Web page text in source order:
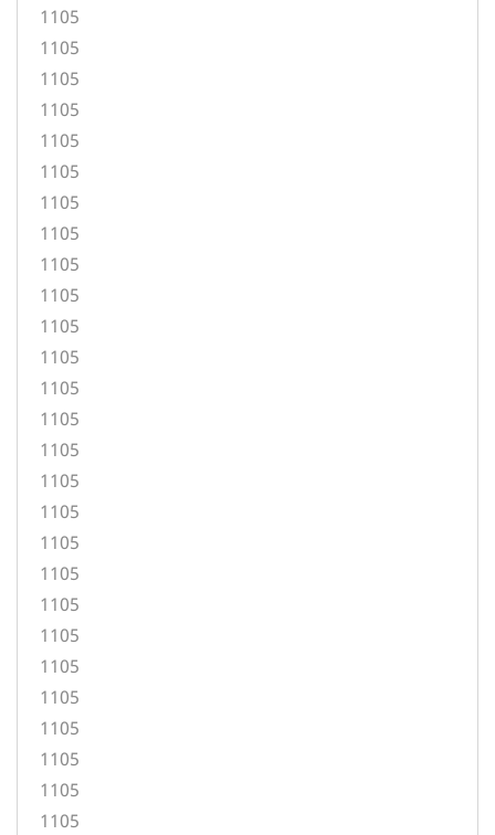
1105
1105
1105
1105
1105
1105
1105
1105
1105
1105
1105
1105
1105
1105
1105
1105
1105
1105
1105
1105
1105
1105
1105
1105
1105
1105
1105